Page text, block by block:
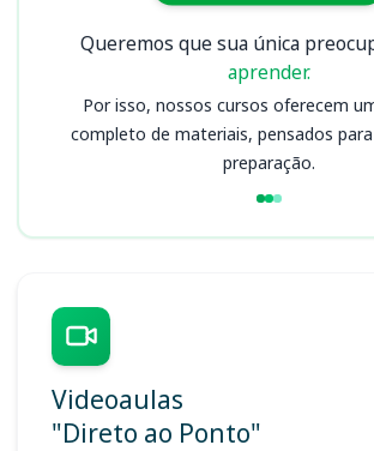
Queremos que sua única
aprender.
Por isso, nossos cursos oferecem
completo de materiais, pensados
preparação.
Videoaulas
"Direto ao Ponto"